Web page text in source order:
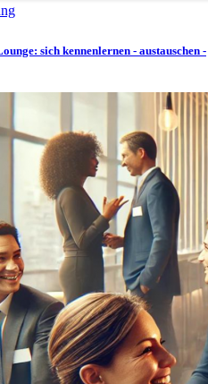
sich kennenlernen - austauschen -